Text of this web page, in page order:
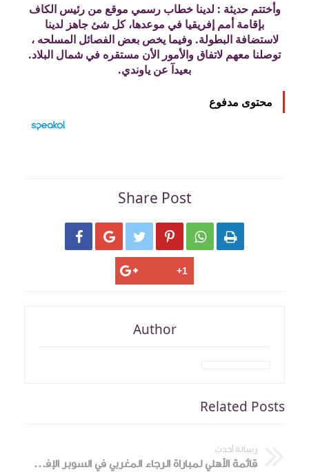
وأختتم حديثة : لدينا خطاب رسمي موقع من رئيس الكاف
بإقامة أمم إفريقيا في موعدها، كل شئ جاهز لدينا
لاستضافة البطولة. وفيما يخص بعض الفصائل المسلحه ،
توصلنا معهم لاتفاق والأمور الأن مستقره في شمال البلاد.
بعيدآ عن ياوندي.
محتوى مدفوع
Share Post
     
Author
Related Posts
رسالة أحدث
قائمة الأهلي لمباراة الرجاء المغربي في السوبر الإفريقي